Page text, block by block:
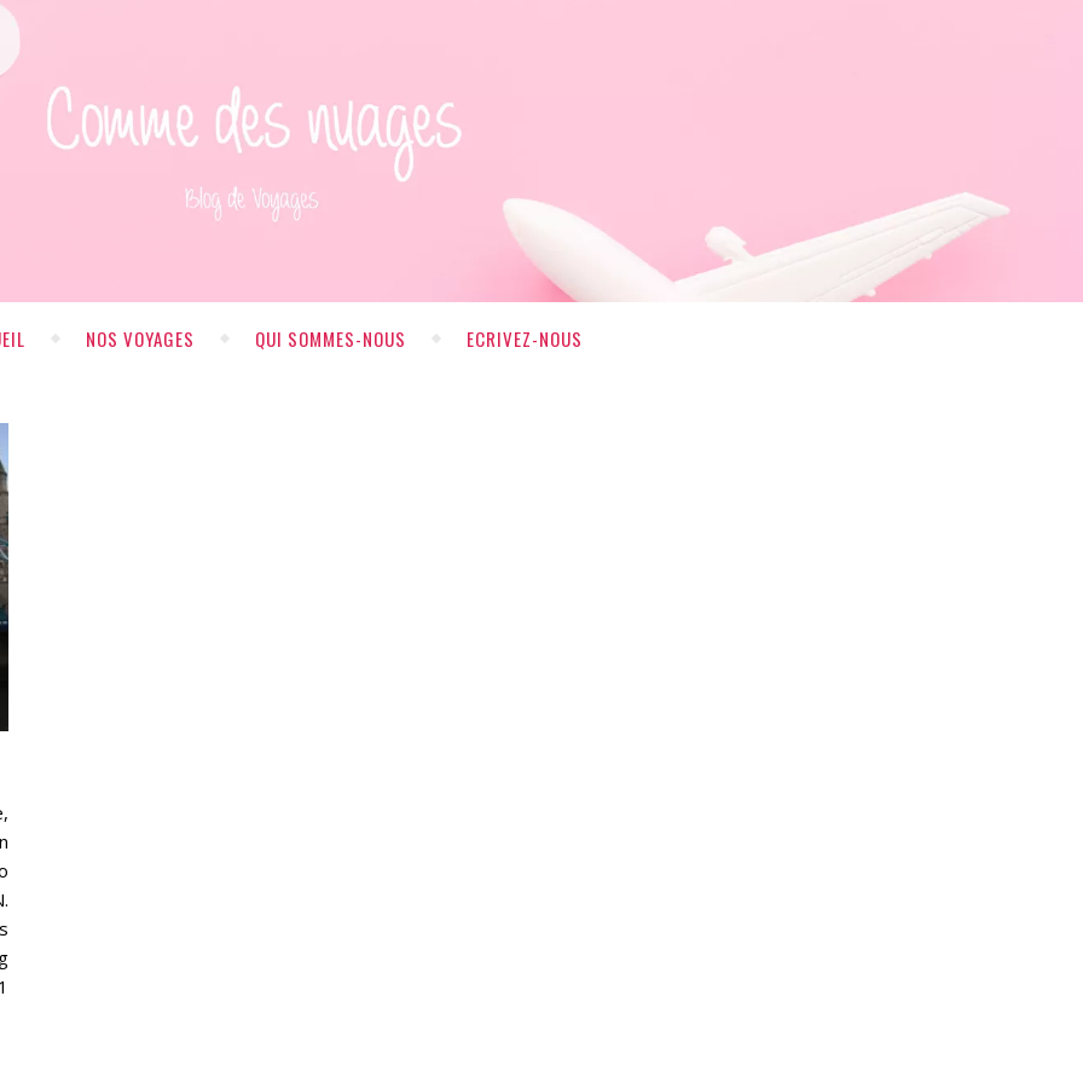
NOS VOYAGES QUI SOMMES-NOUS ECRIVEZ-NOUS